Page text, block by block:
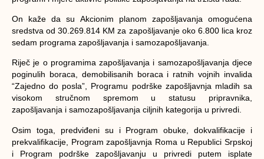
On kaže da su Akcionim planom zapošljavanja omogućena
sredstva od 30.269.814 KM za zapošljavanje oko 6.800 lica kroz
sedam programa zapošljavanja i samozapošljavanja.
Riječ je o programima zapošljavanja i samozapošljavanja djece
poginulih boraca, demobilisanih boraca i ratnih vojnih invalida
“Zajedno do posla”, Programu podrške zapošljavnja mladih sa
visokom stručnom spremom u statusu pripravnika,
zapošljavanja i samozapošljavanja ciljnih kategorija u privredi.
Osim toga, predviđeni su i Program obuke, dokvalifikacije i
prekvalifikacije, Program zapošljavnja Roma u Republici Srpskoj
i Program podrške zapošljavanju u privredi putem isplate